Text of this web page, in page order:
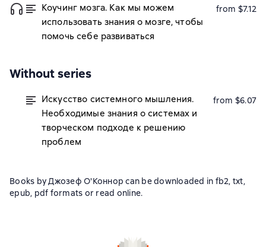
Коучинг мозга. Как мы можем
использовать знания о мозге, чтобы
помочь себе развиваться
from $7.12
Without series
Искусство системного мышления.
Необходимые знания о системах и
творческом подходе к решению
проблем
from $6.07
Books by Джозеф О'Коннор can be downloaded in fb2, txt,
epub, pdf formats or read online.